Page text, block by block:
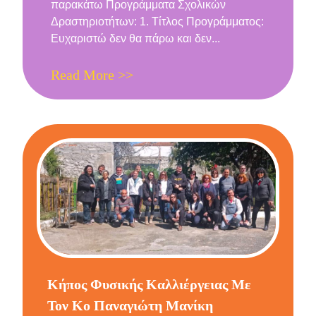
παρακάτω Προγράμματα Σχολικών
Δραστηριοτήτων: 1. Τίτλος Προγράμματος:
Ευχαριστώ δεν θα πάρω και δεν...
Read More >>
Κήπος Φυσικής Καλλιέργειας Με
Τον Κο Παναγιώτη Μανίκη